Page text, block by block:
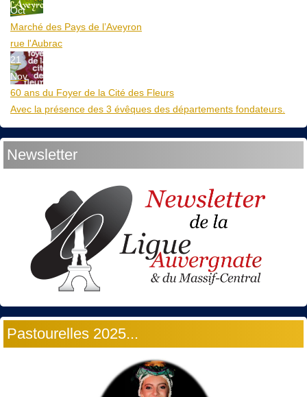
Oct
Marché des Pays de l’Aveyron
rue l'Aubrac
21
Nov
60 ans du Foyer de la Cité des Fleurs
Avec la présence des 3 évêques des départements fondateurs.
Newsletter
Pastourelles 2025...